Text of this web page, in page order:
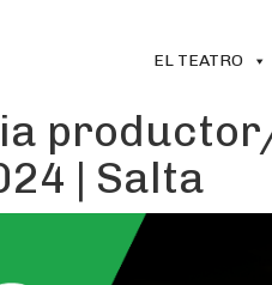
EL TEATRO
| Salta